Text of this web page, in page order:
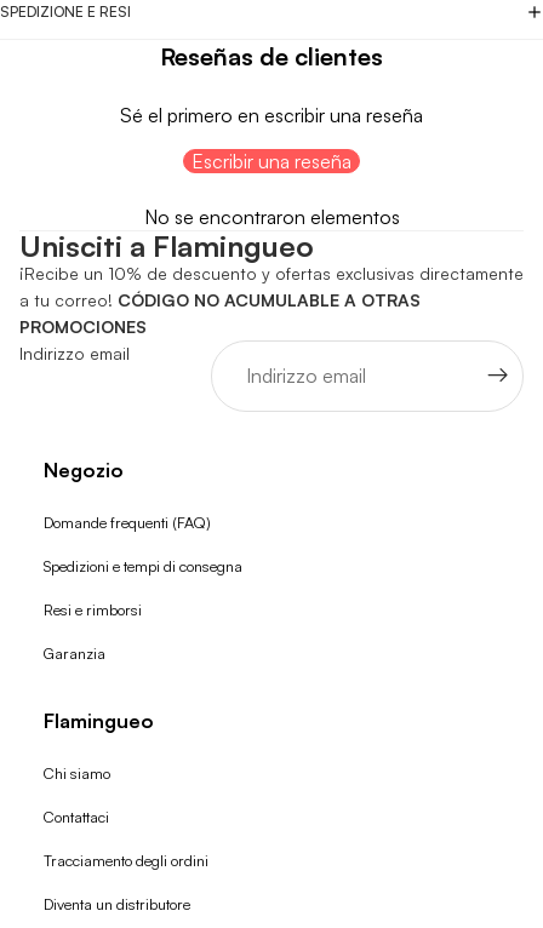
SPEDIZIONE E RESI
Reseñas de clientes
Sé el primero en escribir una reseña
Escribir una reseña
No se encontraron elementos
Unisciti a Flamingueo
¡Recibe un 10% de descuento y ofertas exclusivas directamente
a tu correo! CÓDIGO NO ACUMULABLE A OTRAS
PROMOCIONES
Indirizzo email
Negozio
Domande frequenti (FAQ)
Spedizioni e tempi di consegna
Resi e rimborsi
Garanzia
Flamingueo
Chi siamo
Contattaci
Tracciamento degli ordini
Diventa un distributore